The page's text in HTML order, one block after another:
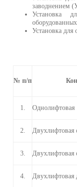
заводнением
Установка
Установка
№ п/п
1. Однолифтовая
2. Двухлифтовая
3. Двухлифтовая
4. Двухлифтовая